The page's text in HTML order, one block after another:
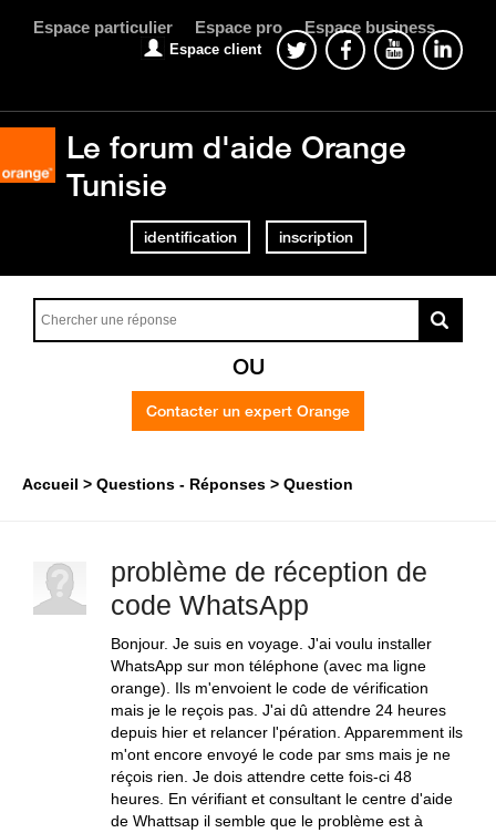
Espace particulier Espace pro Espace business
Espace client
Le forum d'aide Orange
Tunisie
identification inscription
OU
Contacter un expert Orange
Accueil Questions - Réponses Question
problème de réception de
code WhatsApp
Bonjour. Je suis en voyage. J'ai voulu installer
WhatsApp sur mon téléphone (avec ma ligne
orange). Ils m'envoient le code de vérification
mais je le reçois pas. J'ai dû attendre 24 heures
depuis hier et relancer l'pération. Apparemment ils
m'ont encore envoyé le code par sms mais je ne
réçois rien. Je dois attendre cette fois-ci 48
heures. En vérifiant et consultant le centre d'aide
de Whattsap il semble que le problème est à